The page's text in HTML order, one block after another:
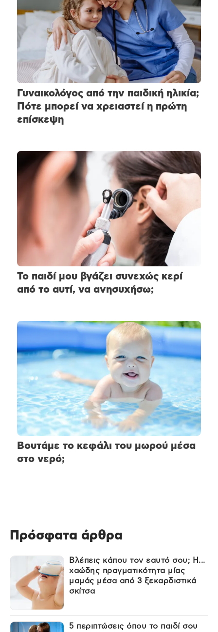
Γυναικολόγος από την παιδική ηλικία;
Πότε μπορεί να χρειαστεί η πρώτη
επίσκεψη
Το παιδί μου βγάζει συνεχώς κερί
από το αυτί, να ανησυχήσω;
Βουτάμε το κεφάλι του μωρού μέσα
στο νερό;
Πρόσφατα άρθρα
Βλέπεις κάπου τον εαυτό σου; Η...
χαώδης πραγματικότητα μίας
μαμάς μέσα από 3 ξεκαρδιστικά
σκίτσα
5 περιπτώσεις όπου το παιδί σου